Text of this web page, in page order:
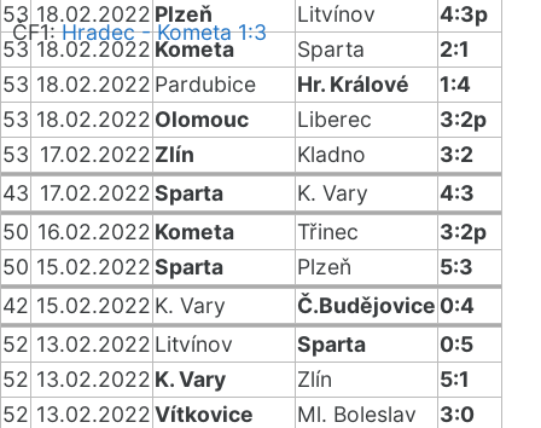
ČF1:Hradec - Kometa 1:3
53 18.02.2022 Plzeň Litvínov
4:3p
53 18.02.2022 Kometa Sparta
2:1
53 18.02.2022 Pardubice Hr. Králové
1:4
53 18.02.2022 Olomouc Liberec
3:2p
53 17.02.2022 Zlín Kladno
3:2
43 17.02.2022Sparta K. Vary
4:3
50 16.02.2022 Kometa Třinec
3:2p
50 15.02.2022Sparta Plzeň
5:3
42 15.02.2022 K. Vary Č.Budějovice 0:4
52 13.02.2022 Litvínov Sparta
0:5
52 13.02.2022 K. Vary Zlín
5:1
52 13.02.2022Vítkovice Ml. Boleslav
3:0